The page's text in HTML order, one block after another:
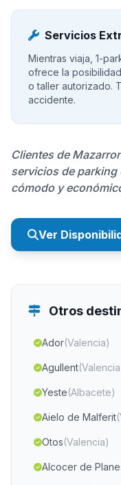
Servicios
Mientras viaja, 1-
ofrece la
o taller autorizado.
accidente.
Clientes de
servicios de parking
cómodo y
Ver
Otros
Ador(Valencia)
Agullent
Yeste(Albacete)
Aielo de Malferit
Otos(Valencia)
Alcocer de